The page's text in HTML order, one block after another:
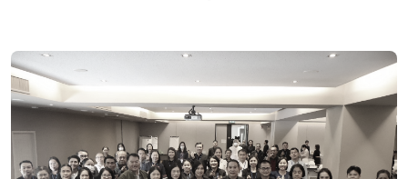
"คุณธรรม : รากฐานของคนดีสู่ระบบราชการที่
ประชาชนเชื่อมั่น" ให้แก่หลักสูตรนักปกครองท้องถิ่น
ระดับกลาง รุ่นที่ 1 ณ โรงแรมทินิดี บางกอก กอล์ฟ
คลับ ตำบลบางกะดี อำเภอเมืองปทุมธานี จังหวัด
ปทุมธานี